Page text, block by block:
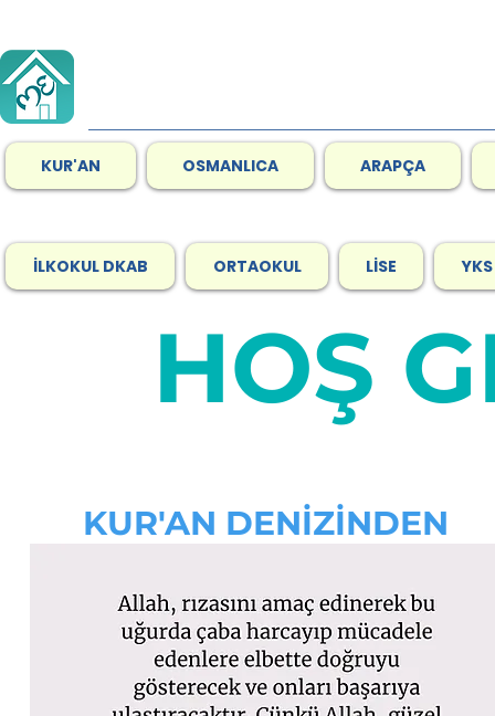
KUR'AN OSMANLICA ARAPÇA
İLKOKUL DKAB ORTAOKUL LİSE
HOŞ
KUR'AN DENİZİNDEN